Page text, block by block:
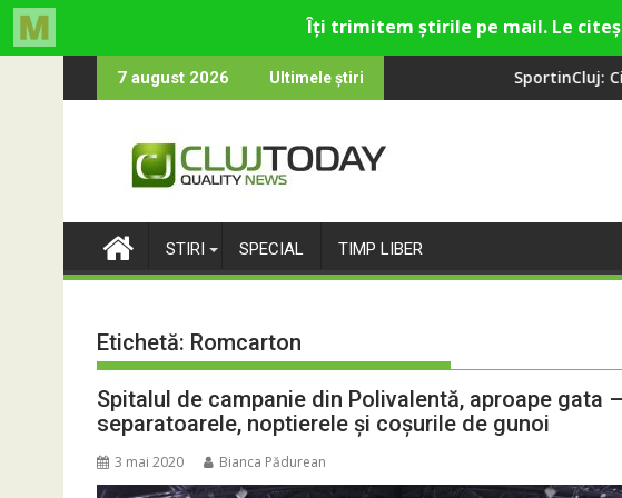
to
7 august 2026 Ultimele știri
și de divertisment din Cluj-Napoca
devine o întrebare SportinCluj: Cine este fotbalistul
STIRI SPECIAL TIMP LIBER
Etichetă: Romcarton
Spitalul de campanie din Polivalentă, aproape gata
separatoarele, noptierele și coșurile de gunoi
3 mai 2020 Bianca Pădurean